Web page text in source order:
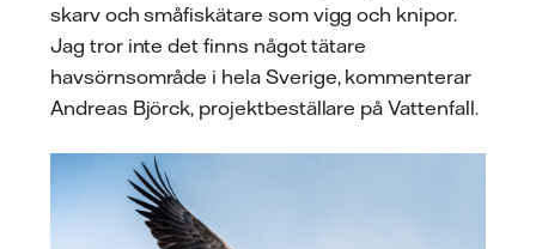
skarv och småfiskätare som vigg och knipor.
Jag tror inte det finns något tätare
havsörnsområde i hela Sverige, kommenterar
Andreas Björck, projektbeställare på Vattenfall.